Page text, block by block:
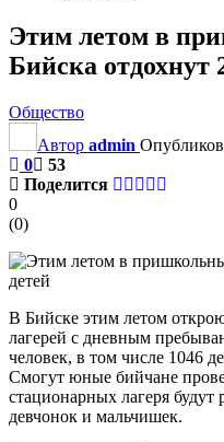
Этим летом в
Бийска отдохнут
Общество
Автор admin
0
53
Поделится
0
(0)
В Бийске этим летом
лагерей с дневным
человек, в том числе 1046
Смогут юные бийчане
стационарных лагеря
девчонок и мальчишек.